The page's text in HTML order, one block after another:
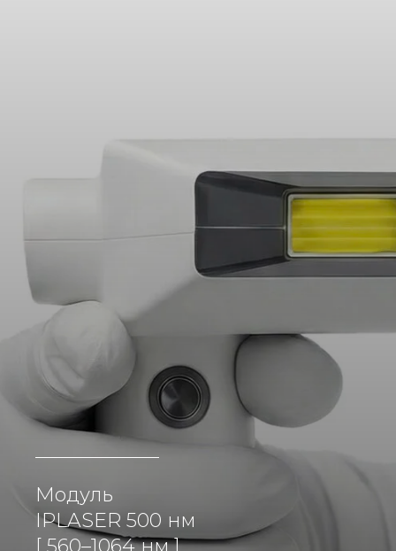
Модуль
IPLASER 500 нм